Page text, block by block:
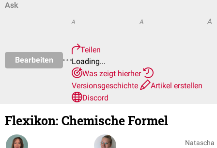
Ask
Bearbeiten
A A A
Teilen
Loading...
Was zeigt hierher
Versionsgeschichte
Artikel erstellen
Discord
Flexikon: Chemische Formel
Natascha